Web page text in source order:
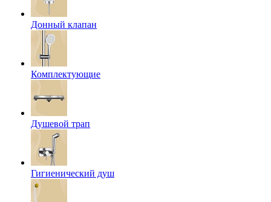
Донный клапан
Комплектующие
Душевой трап
Гигиенический душ